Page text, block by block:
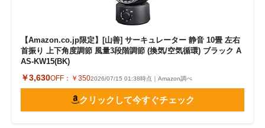
【Amazon.co.jp限定】[山善] サーキュレーター 静音 10畳 左右
首振り 上下角度調節 風量3段階調節 (換気/空気循環) ブラック A
AS-KW15(BK)
￥3,630OFF： ￥3502026/07/15 01:38時点｜Amazon調べ
クリックして今すぐチェック